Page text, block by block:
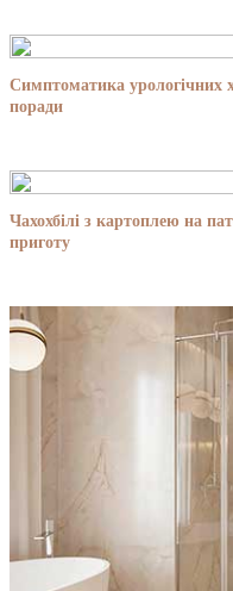
Симптоматика урологічних
поради
Чахохбілі з картоплею на
приготу